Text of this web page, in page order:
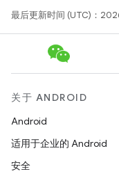
最后更新时间 (UTC)：
关于 ANDROID
Android
适用于企业的 Android
安全